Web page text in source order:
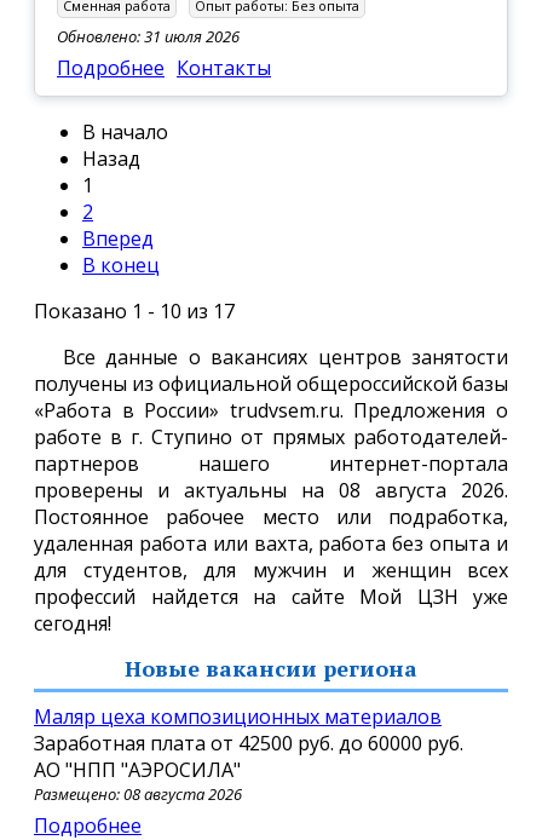
Сменная работа Опыт работы: Без опыта
Обновлено: 31 июля 2026
Подробнее Контакты
В начало
Назад
1
2
Вперед
В конец
Показано 1 - 10 из 17
Все данные о вакансиях центров занятости
получены из официальной общероссийской базы
«Работа в России» trudvsem.ru. Предложения о
работе в г. Ступино от прямых работодателей-
партнеров нашего интернет-портала
проверены и актуальны на 08 августа 2026.
Постоянное рабочее место или подработка,
удаленная работа или вахта, работа без опыта и
для студентов, для мужчин и женщин всех
профессий найдется на сайте Мой ЦЗН уже
сегодня!
Новые вакансии региона
Маляр цеха композиционных материалов
Заработная плата от 42500 руб. до 60000 руб.
АО "НПП "АЭРОСИЛА"
Размещено: 08 августа 2026
Подробнее